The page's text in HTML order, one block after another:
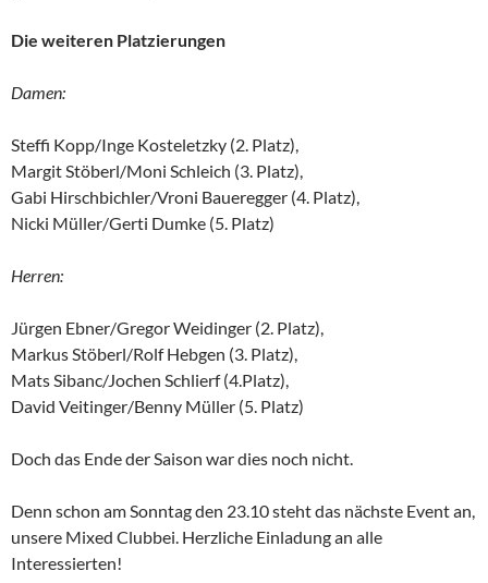
Die weiteren Platzierungen
Damen:
Steffi Kopp/Inge Kosteletzky (2. Platz),
Margit Stöberl/Moni Schleich (3. Platz),
Gabi Hirschbichler/Vroni Baueregger (4. Platz),
Nicki Müller/Gerti Dumke (5. Platz)
Herren:
Jürgen Ebner/Gregor Weidinger (2. Platz),
Markus Stöberl/Rolf Hebgen (3. Platz),
Mats Sibanc/Jochen Schlierf (4.Platz),
David Veitinger/Benny Müller (5. Platz)
Doch das Ende der Saison war dies noch nicht.
Denn schon am Sonntag den 23.10 steht das nächste Event an,
unsere Mixed Clubbei. Herzliche Einladung an alle
Interessierten!